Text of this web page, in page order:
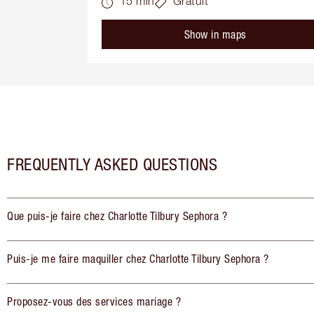
Show in maps
FREQUENTLY ASKED QUESTIONS
Que puis-je faire chez Charlotte Tilbury Sephora ?
Puis-je me faire maquiller chez Charlotte Tilbury Sephora ?
Proposez-vous des services mariage ?